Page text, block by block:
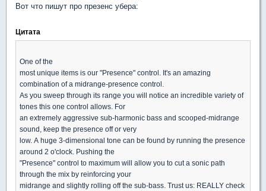
Вот что пишут про презенс убера:
Цитата
One of the
most unique items is our "Presence" control. It's an amazing
combination of a midrange-presence control.
As you sweep through its range you will notice an incredible variety of
tones this one control allows. For
an extremely aggressive sub-harmonic bass and scooped-midrange
sound, keep the presence off or very
low. A huge 3-dimensional tone can be found by running the presence
around 2 o'clock. Pushing the
"Presence" control to maximum will allow you to cut a sonic path
through the mix by reinforcing your
midrange and slightly rolling off the sub-bass. Trust us: REALLY check